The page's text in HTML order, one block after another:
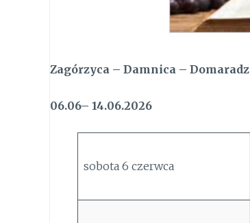
Zagórzyca – Damnica – Domaradz
06.06– 14.06.2026
sobota 6 czerwca